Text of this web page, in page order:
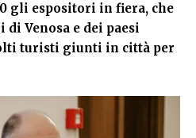
gli espositori in fiera, che
Venosa e dei paesi
turisti giunti in città per